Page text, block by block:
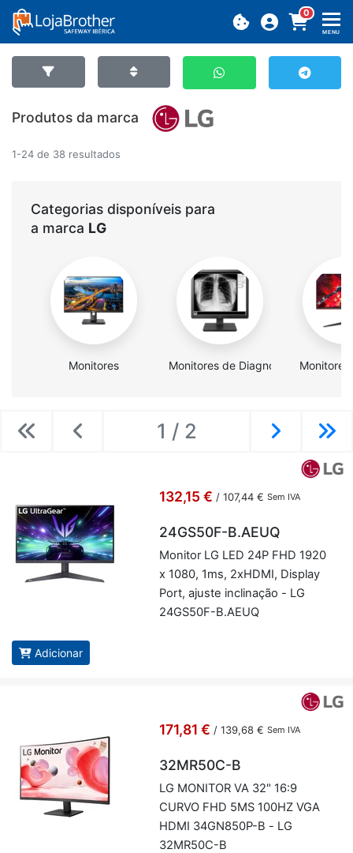
0
MENU
Produtos da marca
1-24 de 38 resultados
Categorias disponíveis para
a marca LG
Monitores Monitores de Diagnóstico e Cirurgia
Monitores
PreviousPrevious 1 / 2 Next
132,15 € / 107,44 € Sem IVA
24GS50F-B.AEUQ
Mo­nitor LG LED 24P FHD 1920
x 1080, 1ms, 2xHDMI, Dis­play
Port, ajuste in­cli­nação - LG
24GS50F-B.AEUQ
Adicionar
171,81 € / 139,68 € Sem IVA
32MR50C-B
LG MO­NITOR VA 32" 16:9
CURVO FHD 5MS 100HZ VGA
HDMI 34GN850P-B - LG
32MR50C-B